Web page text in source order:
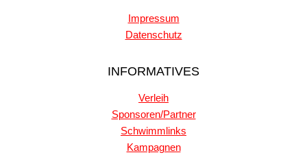
Impressum
Datenschutz
INFORMATIVES
Verleih
Sponsoren/Partner
Schwimmlinks
Kampagnen